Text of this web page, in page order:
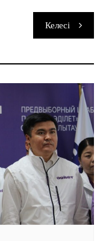
n
g
ра
ви
ть
Келесі